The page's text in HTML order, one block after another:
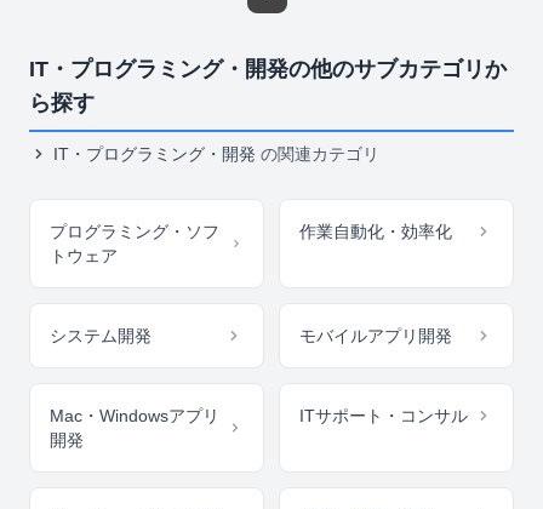
IT・プログラミング・開発の他のサブカテゴリか
ら探す
IT・プログラミング・開発 の関連カテゴリ
プログラミング・ソフ
トウェア
作業自動化・効率化
システム開発 モバイルアプリ開発
Mac・Windowsアプリ
開発
ITサポート・コンサル